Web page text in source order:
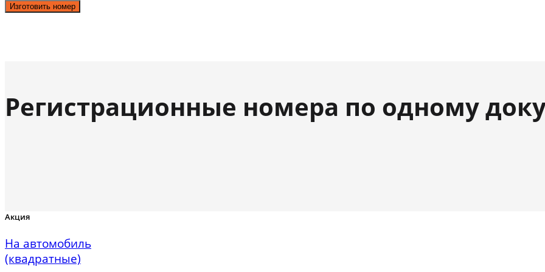
Изготовить номер
Регистрационные номера по одному
Акция
На автомобиль
(квадратные)